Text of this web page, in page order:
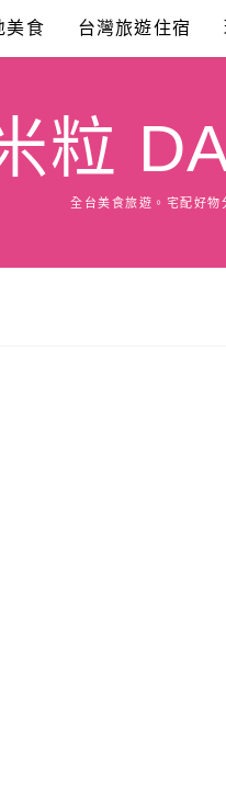
美食 台灣旅遊住宿
粒
全台美食旅遊。宅配好物